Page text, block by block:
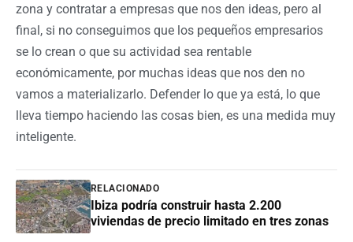
zona y contratar a empresas que nos den ideas, pero al
final, si no conseguimos que los pequeños empresarios
se lo crean o que su actividad sea rentable
económicamente, por muchas ideas que nos den no
vamos a materializarlo. Defender lo que ya está, lo que
lleva tiempo haciendo las cosas bien, es una medida muy
inteligente.
RELACIONADO
Ibiza podría construir hasta 2.200
viviendas de precio limitado en tres zonas